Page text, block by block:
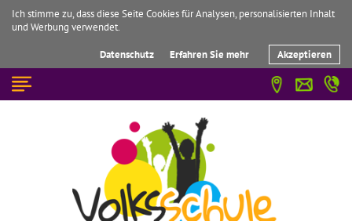
Ich stimme zu, dass diese Seite Cookies für Analysen, personalisierten Inhalt
und Werbung verwendet.
Datenschutz Erfahren Sie mehr Akzeptieren
☰